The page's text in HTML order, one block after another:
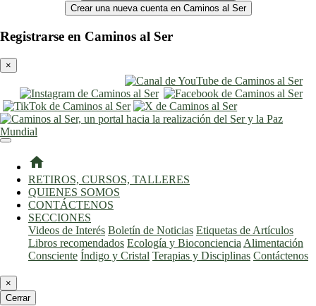
Crear una nueva cuenta en Caminos al Ser
Registrarse en Caminos al Ser
×
home
RETIROS, CURSOS, TALLERES
QUIENES SOMOS
CONTÁCTENOS
SECCIONES
Videos de Interés Boletín de Noticias Etiquetas de Artículos
Libros recomendados Ecología y Bioconciencia Alimentación
Consciente Índigo y Cristal Terapias y Disciplinas Contáctenos
×
Cerrar